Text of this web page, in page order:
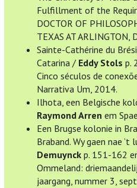
Fulfillment of the
DOCTOR OF
TEXAS AT ARLINGTON,
Sainte-Cathérine du
Catarina / Eddy Stols p.
Cinco séculos de
Narrativa Um, 2014.
Ilhota, een Belgische
Raymond Arren em
Een Brugse kolonie in
Braband. Wy gaen nae ’t
Demuynck p. 151-162
Ommeland:
jaargang, nummer 3,